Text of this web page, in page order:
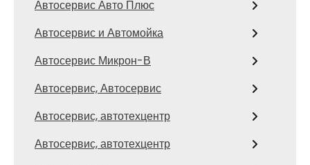
Автосервис Авто Плюс
Автосервис и Автомойка
Автосервис Микрон-В
Автосервис, Автосервис
Автосервис, автотехцентр
Автосервис, автотехцентр